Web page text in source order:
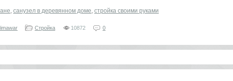
, санузел в деревянном доме, стройка своими руками
Стройка 10872 0